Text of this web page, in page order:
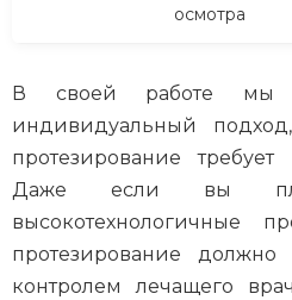
осмотра
В своей работе мы
индивидуальный
протезирование
Даже если вы
высокотехнологичные
протезирование
контролем лечащего